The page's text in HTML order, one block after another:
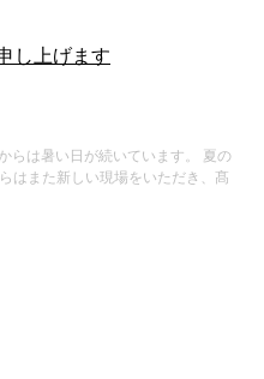
らは暑い日が続いています。 夏の
はまた新しい現場をいただき、髙